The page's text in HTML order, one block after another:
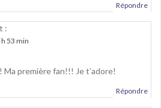
Répondre
:
53 min
première fan!!! Je t’adore!
Répondre